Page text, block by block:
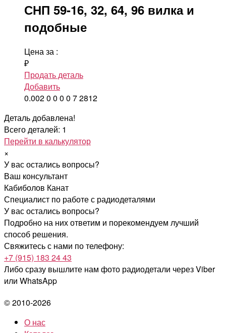
СНП 59-16, 32, 64, 96 вилка и
подобные
Цена за :
₽
Продать деталь
Добавить
0.0020 0 0 0 72812
Деталь добавлена!
Всего деталей: 1
Перейти в калькулятор
×
У вас остались вопросы?
Ваш консультант
Кабиболов Канат
Специалист по работе с радиодеталями
У вас остались вопросы?
Подробно на них ответим и порекомендуем лучший
способ решения.
Свяжитесь с нами по телефону:
+7 (915) 183 24 43
Либо сразу вышлите нам фото радиодетали через Viber
или WhatsApp
© 2010-2026
О нас